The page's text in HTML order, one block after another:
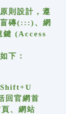
則設計，遵
盲磚(:::)、網
(Access
下：
回官網首
、網站